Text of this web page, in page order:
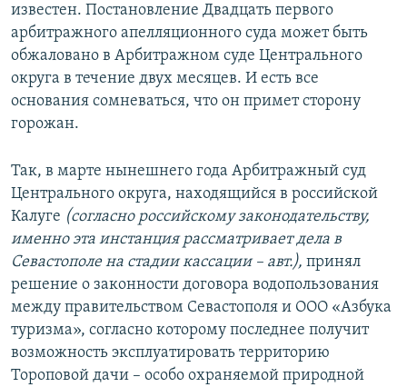
известен. Постановление Двадцать первого
арбитражного апелляционного суда может быть
обжаловано в Арбитражном суде Центрального
округа в течение двух месяцев. И есть все
основания сомневаться, что он примет сторону
горожан.
Так, в марте нынешнего года Арбитражный суд
Центрального округа, находящийся в российской
Калуге (согласно российскому законодательству,
именно эта инстанция рассматривает дела в
Севастополе на стадии кассации – авт.), принял
решение о законности договора водопользования
между правительством Севастополя и ООО «Азбука
туризма», согласно которому последнее получит
возможность эксплуатировать территорию
Тороповой дачи – особо охраняемой природной